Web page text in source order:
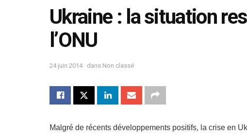
Ukraine : la situation
l’ONU
24 juin 2014 dans Non classé
Malgré de récents développements positifs, la crise en